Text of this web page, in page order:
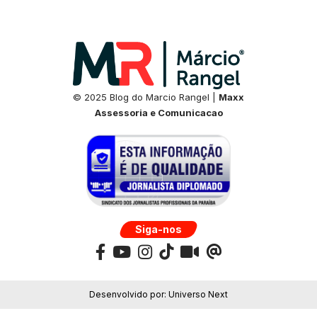
© 2025 Blog do Marcio Rangel | Maxx
Assessoria e Comunicacao
Siga-nos
Desenvolvido por: Universo Next